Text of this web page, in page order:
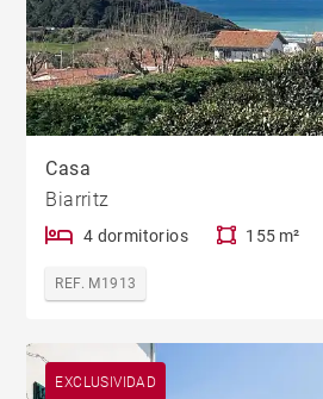
Casa
Biarritz
4 dormitorios 155 m²
REF. M1913
EXCLUSIVIDAD